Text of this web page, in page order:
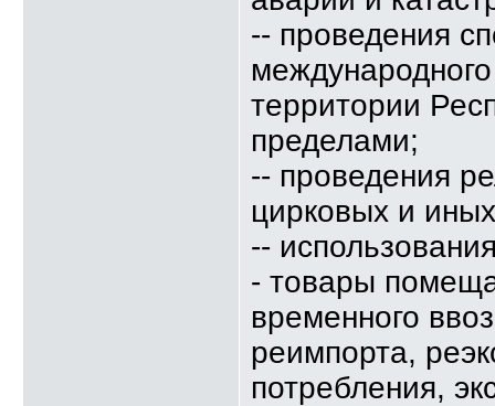
-- проведения
территории
пределами;
-- проведения
цирковых и
--
- товары
временного
реимпорта,
потребления,